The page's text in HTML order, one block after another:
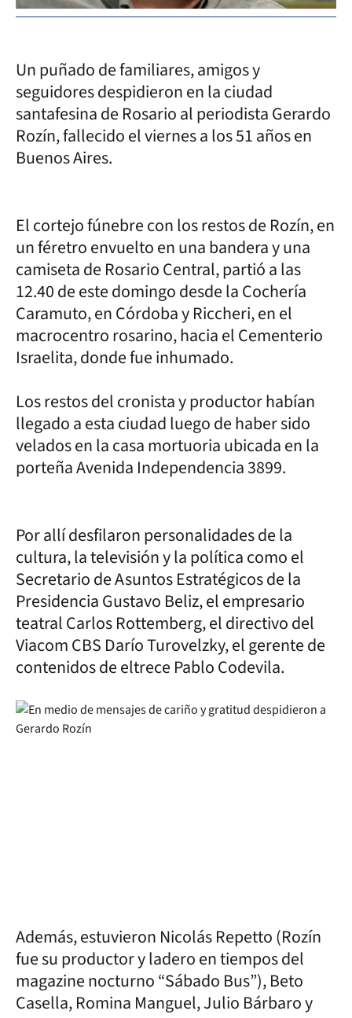
Un puñado de familiares, amigos y
seguidores despidieron en la ciudad
santafesina de Rosario al periodista Gerardo
Rozín, fallecido el viernes a los 51 años en
Buenos Aires.
El cortejo fúnebre con los restos de Rozín, en
un féretro envuelto en una bandera y una
camiseta de Rosario Central, partió a las
12.40 de este domingo desde la Cochería
Caramuto, en Córdoba y Riccheri, en el
macrocentro rosarino, hacia el Cementerio
Israelita, donde fue inhumado.
Los restos del cronista y productor habían
llegado a esta ciudad luego de haber sido
velados en la casa mortuoria ubicada en la
porteña Avenida Independencia 3899.
Por allí desfilaron personalidades de la
cultura, la televisión y la política como el
Secretario de Asuntos Estratégicos de la
Presidencia Gustavo Beliz, el empresario
teatral Carlos Rottemberg, el directivo del
Viacom CBS Darío Turovelzky, el gerente de
contenidos de eltrece Pablo Codevila.
Además, estuvieron Nicolás Repetto (Rozín
fue su productor y ladero en tiempos del
magazine nocturno “Sábado Bus”), Beto
Casella, Romina Manguel, Julio Bárbaro y